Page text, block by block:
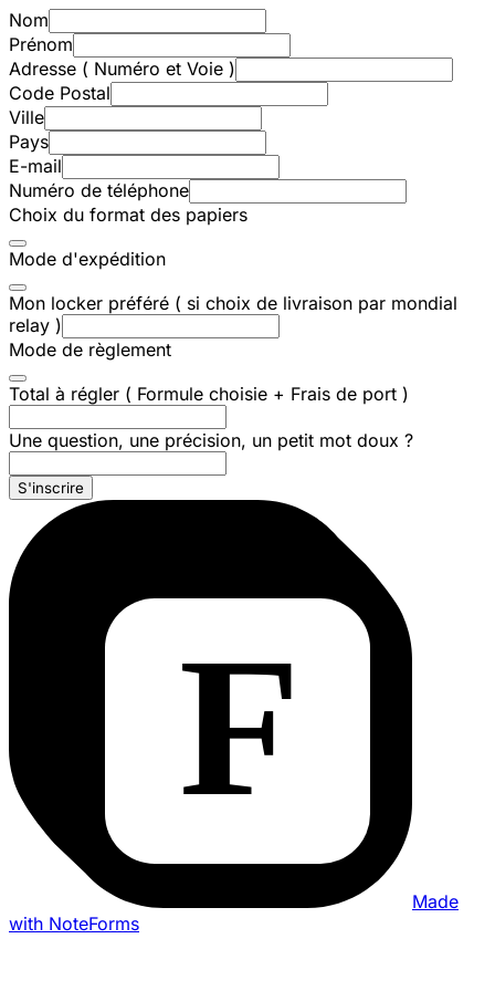
Nom
Prénom
Adresse ( Numéro et Voie )
Code Postal
Ville
Pays
E-mail
Numéro de téléphone
Choix du format des papiers
Mode d'expédition
Mon locker préféré ( si choix de livraison par mondial
relay )
Mode de règlement
Total à régler ( Formule choisie + Frais de port )
Une question, une précision, un petit mot doux ?
S'inscrire
Made
with NoteForms